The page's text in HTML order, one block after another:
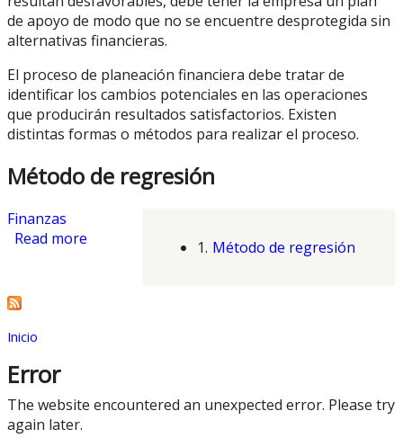
de apoyo de modo que no se encuentre desprotegida sin
alternativas financieras.
El proceso de planeación financiera debe tratar de
identificar los cambios potenciales en las operaciones
que producirán resultados satisfactorios. Existen
distintas formas o métodos para realizar el proceso.
Método de regresión
1. Método de regresión
Finanzas
Read more about Planeación Financiera
Inicio
Error
The website encountered an unexpected error. Please try
again later.